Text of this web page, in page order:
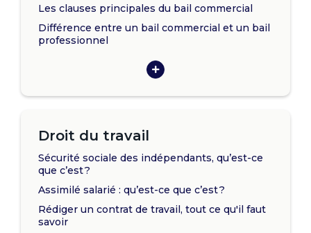
Les clauses principales du bail commercial
Différence entre un bail commercial et un bail
professionnel
Droit du travail
Sécurité sociale des indépendants, qu’est-ce
que c’est ?
Assimilé salarié : qu’est-ce que c’est ?
Rédiger un contrat de travail, tout ce qu'il faut
savoir